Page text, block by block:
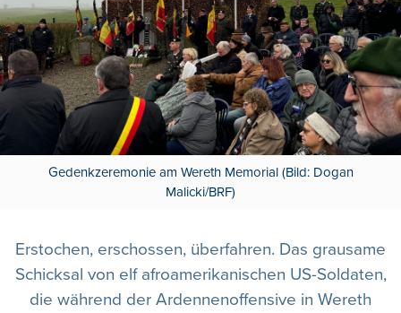
Gedenkzeremonie am Wereth Memorial (Bild: Dogan
Malicki/BRF)
Erstochen, erschossen, überfahren. Das grausame
Schicksal von elf afroamerikanischen US-Soldaten,
die während der Ardennenoffensive in Wereth